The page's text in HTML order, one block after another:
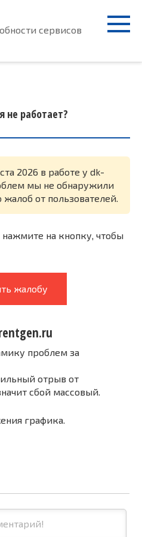
сервисов
не работает?
2026 в работе у dk-
мы не обнаружили
от пользователей.
нажмите на кнопку, чтобы
жалобу
проблем за
отрыв от
сбой массовый.
графика.